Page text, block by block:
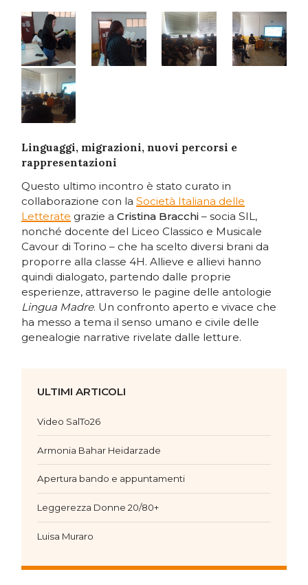
Linguaggi, migrazioni, nuovi percorsi e
rappresentazioni
Questo ultimo incontro è stato curato in
collaborazione con laSocietà Italiana delle
Letterate grazie aCristina Bracchi – socia SIL,
nonché docente del Liceo Classico e Musicale
Cavour di Torino – che ha scelto diversi brani da
proporre alla classe 4H. Allieve e allievi hanno
quindi dialogato, partendo dalle proprie
esperienze, attraverso le pagine delle antologie
Lingua Madre. Un confronto aperto e vivace che
ha messo a tema il senso umano e civile delle
genealogie narrative rivelate dalle letture.
ULTIMI ARTICOLI
Video SalTo26
Armonia Bahar Heidarzade
Apertura bando e appuntamenti
Leggerezza Donne 20/80+
Luisa Muraro